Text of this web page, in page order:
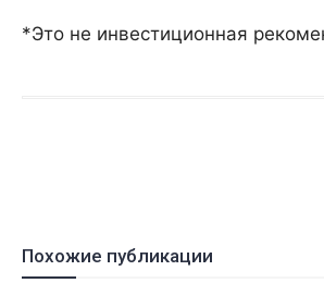
*Это не инвестиционная
Похожие публикации